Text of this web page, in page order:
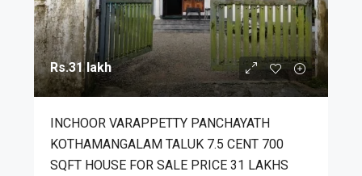
Rs.31 lakh
INCHOOR VARAPPETTY PANCHAYATH
KOTHAMANGALAM TALUK 7.5 CENT 700
SQFT HOUSE FOR SALE PRICE 31 LAKHS